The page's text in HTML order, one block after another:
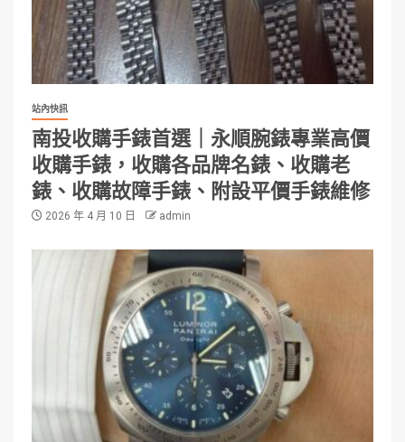
站內快訊
南投收購手錶首選｜永順腕錶專業高價
收購手錶，收購各品牌名錶、收購老
錶、收購故障手錶、附設平價手錶維修
2026 年 4 月 10 日 admin